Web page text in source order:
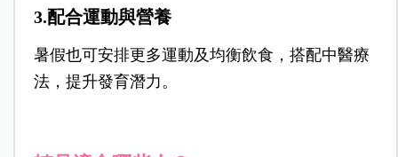
3.配合運動與營養
暑假也可安排更多運動及均衡飲食，搭配中醫療
法，提升發育潛力。